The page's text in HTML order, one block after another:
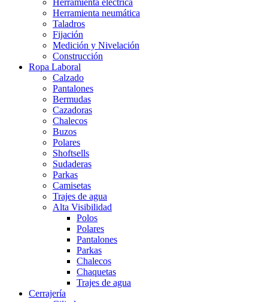
Herramienta eléctrica
Herramienta neumática
Taladros
Fijación
Medición y Nivelación
Construcción
Ropa Laboral
Calzado
Pantalones
Bermudas
Cazadoras
Chalecos
Buzos
Polares
Shoftsells
Sudaderas
Parkas
Camisetas
Trajes de agua
Alta Visibilidad
Polos
Polares
Pantalones
Parkas
Chalecos
Chaquetas
Trajes de agua
Cerrajería